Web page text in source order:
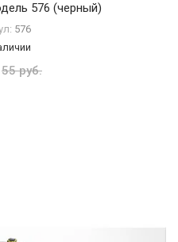
576 (черный)
576
55 руб.